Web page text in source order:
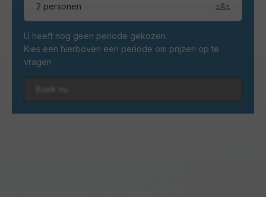
2 personen
U heeft nog geen periode gekozen.
Kies een hierboven een periode om prijzen op te
vragen
Boek nu